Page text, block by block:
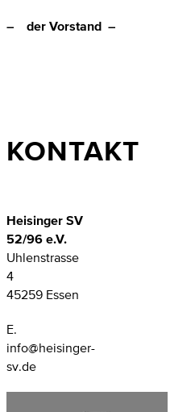
– der Vorstand –
KONTAKT
Heisinger SV
52/96 e.V.
Uhlenstrasse
4
45259 Essen
E.
info@heisinger-
sv.de